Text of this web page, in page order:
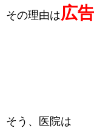
その理由は広
そう、医院は